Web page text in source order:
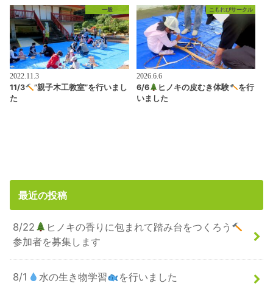
一般
2022.11.3
11/3
”親子木工教室”を行いまし
た
こもれびサークル
2026.6.6
6/6 ヒノキの皮むき体験
を行
いました
最近の投稿
8/22
ヒノキの香りに包まれて踏み台をつくろう
参加者を募集します
8/1 水の生き物学習 を行いました